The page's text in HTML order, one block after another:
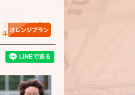
福田晃
斗
世